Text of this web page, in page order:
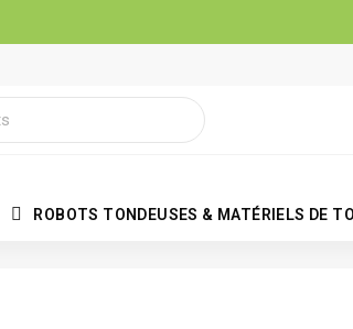
ROBOTS TONDEUSES & MATÉRIELS DE